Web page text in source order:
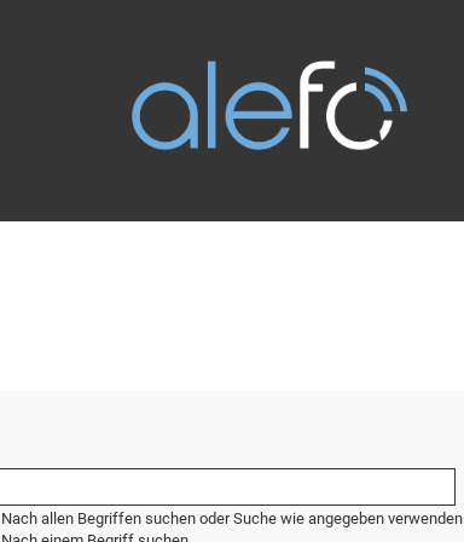
allen Begriffen suchen oder Suche wie angegeben verwenden